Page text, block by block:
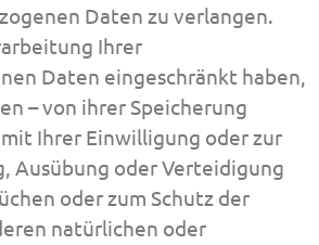
Daten zu verlangen.
Ihrer
Daten eingeschränkt haben,
– von ihrer Speicherung
Ihrer Einwilligung oder zur
Ausübung oder Verteidigung
oder zum Schutz der
natürlichen oder